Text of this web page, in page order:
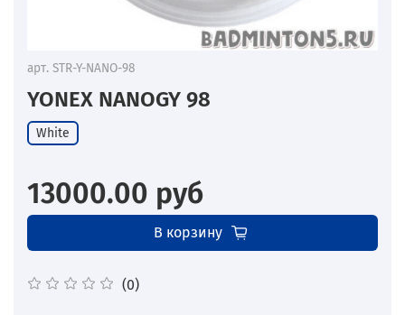
арт. STR-Y-NANO-98
YONEX NANOGY 98
(0)
White
13000.00 руб
В корзину